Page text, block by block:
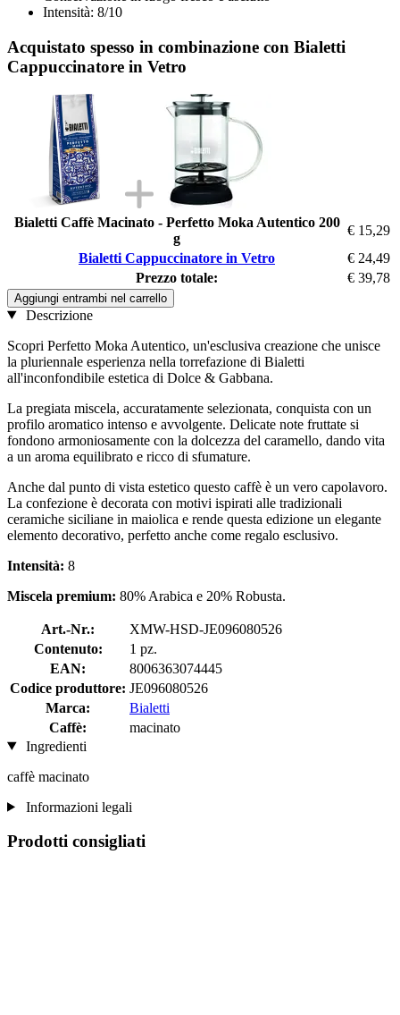
Intensità: 8/10
Acquistato spesso in combinazione con Bialetti
Cappuccinatore in Vetro
Bialetti Caffè Macinato - Perfetto Moka Autentico 200
g
€ 15,29
Bialetti Cappuccinatore in Vetro
€ 24,49
Prezzo totale:
€ 39,78
Aggiungi entrambi nel carrello
Descrizione
Scopri Perfetto Moka Autentico, un'esclusiva creazione che unisce
la pluriennale esperienza nella torrefazione di Bialetti
all'inconfondibile estetica di Dolce & Gabbana.
La pregiata miscela, accuratamente selezionata, conquista con un
profilo aromatico intenso e avvolgente. Delicate note fruttate si
fondono armoniosamente con la dolcezza del caramello, dando vita
a un aroma equilibrato e ricco di sfumature.
Anche dal punto di vista estetico questo caffè è un vero capolavoro.
La confezione è decorata con motivi ispirati alle tradizionali
ceramiche siciliane in maiolica e rende questa edizione un elegante
elemento decorativo, perfetto anche come regalo esclusivo.
Intensità: 8
Miscela premium: 80% Arabica e 20% Robusta.
Art.-Nr.:
XMW-HSD-JE096080526
Contenuto:
1 pz.
EAN:
8006363074445
Codice produttore: JE096080526
Marca:
Bialetti
Caffè:
macinato
Ingredienti
caffè macinato
Informazioni legali
Prodotti consigliati